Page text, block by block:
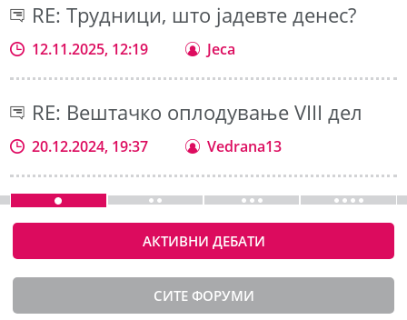
RE: Трудници, што јадевте денес?
12.11.2025, 12:19 Jeca
RE: Вештачко оплодување VIII дел
20.12.2024, 19:37 Vedrana13
АКТИВНИ ДЕБАТИ
СИТЕ ФОРУМИ